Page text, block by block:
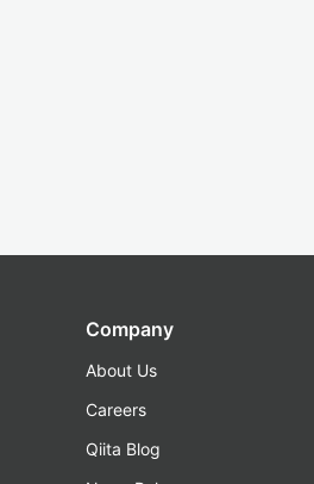
Company
About Us
Careers
Qiita Blog